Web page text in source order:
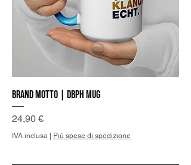
Brand Motto | DBPh Mug
Prezzo
24,90 €
IVA inclusa Più spese di spedizione